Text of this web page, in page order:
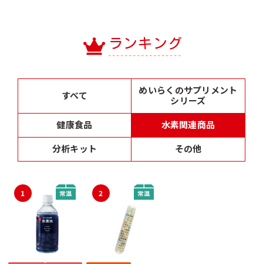
ランキング
すべて
めいらくのサプリメント
シリーズ
健康食品
水素関連商品
分析キット
その他
1 2